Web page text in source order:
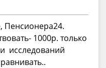
Пенсионера24.
1000р. только
исследований